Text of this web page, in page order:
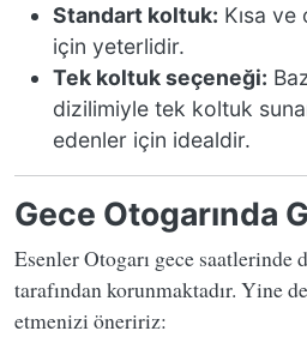
Standart koltuk: Kısa
için yeterlidir.
Tek koltuk seçeneği:
dizilimiyle tek koltuk
edenler için idealdir.
Gece Otogarında
Esenler Otogarı gece saatlerinde
tarafından korunmaktadır. Yine
etmenizi öneririz: